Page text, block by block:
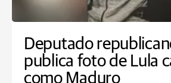
Deputado
publica foto de Lula
como Maduro